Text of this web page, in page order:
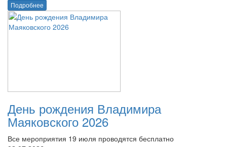
Подробнее
День рождения Владимира
Маяковского 2026
Все мероприятия 19 июля проводятся бесплатно